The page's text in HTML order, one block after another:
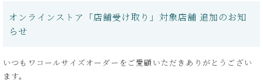
オンラインストア「店舗受け取り」対象店舗 追加のお知
らせ
いつもワコールサイズオーダーをご愛顧いただきありがとうござい
ます。